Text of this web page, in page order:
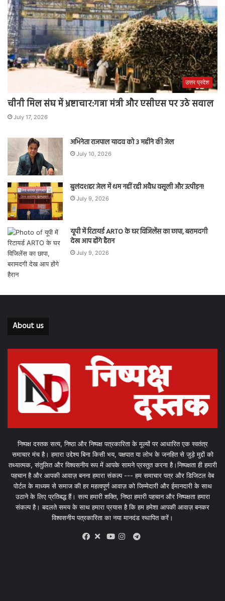
उत्तर प्रदेश
चीनी मिल संघ में भ्रष्टाचार:गन्ना मंत्री और एसीएस पर उठे सवाल
July 17, 2026
अभिनेता राजपाल यादव को 3 महीने की जेल
July 10, 2026
बुलंदशहर जेल में थम नहीं रही अवैध वसूली और उत्पीड़न!
July 9, 2026
यूपी में रिटायर्ड ARTO के घर विजिलेंस का छापा, बरामदगी
देख आप होंगे हैरान
July 9, 2026
About us
निष्पक्ष दस्तक सत्य, निष्ठा और निष्पक्ष पत्रकारिता के मूल्यों पर आधारित एक स्वतंत्र
समाचार मंच है। हमारा उद्देश्य बिना किसी भय, पक्षपात या लोभ के जनहित से जुड़े मुद्दों को
तथ्यात्मक, संतुलित और विश्वसनीय रूप में आपके सामने प्रस्तुत करना है।निष्पक्षता ही हमारी
पहचान है और आपकी आवाज़ बनना हमारा संकल्प --- हम समाचार पत्र और डिजिटल वेब
पोर्टल के माध्यम से समाज की हर महत्वपूर्ण आवाज़ को जिम्मेदारी और ईमानदारी के साथ
उठाने के लिए प्रतिबद्ध हैं। सत्य हमारी शक्ति, निष्ठा हमारी पहचान और निष्पक्षता हमारा
संकल्प है। बदलते समय के साथ हमारा प्रयास है कि हम हमेशा आपकी आवाज़ बनकर
विश्वसनीय पत्रकारिता का नया मानदंड स्थापित करें।
X
Telegram